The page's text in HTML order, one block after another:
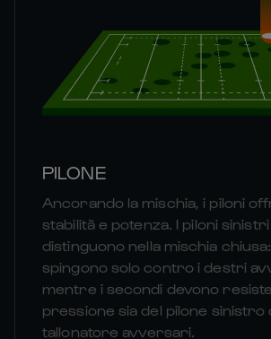
PILONE
Ancorando la mischia, i piloni
stabilità e potenza. I piloni
distinguono nella mischia
spingono solo contro i destri
mentre i secondi devono
pressione sia del pilone sinistro
tallonatore avversari.